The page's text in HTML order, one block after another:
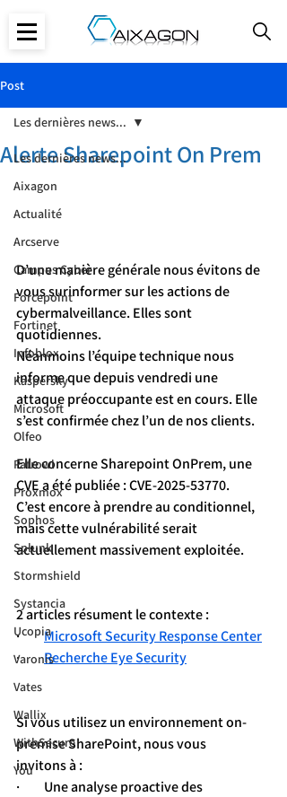
Post
Les dernières news...
Aixagon
Actualité
Arcserve
Campus Cyber
Forcepoint
Fortinet
Infoblox
Kaspersky
Microsoft
Olfeo
Patrowl
Proxmox
Sophos
Splunk
Stormshield
Systancia
Ucopia
Varonis
Vates
Wallix
WithSecure
You
Les dernières news...
Alerte Sharepoint On Prem
D’une manière générale nous évitons de
vous surinformer sur les actions de
cybermalveillance. Elles sont
quotidiennes.
Néanmoins l’équipe technique nous
informe que depuis vendredi une
attaque préoccupante est en cours. Elle
s’est confirmée chez l’un de nos clients.
Elle concerne Sharepoint OnPrem, une
CVE a été publiée : CVE-2025-53770.
C’est encore à prendre au conditionnel,
mais cette vulnérabilité serait
actuellement massivement exploitée.
2 articles résument le contexte :
· Microsoft Security Response Center
· Recherche Eye Security
Si vous utilisez un environnement on-
premise SharePoint, nous vous
invitons à :
·         Une analyse proactive des